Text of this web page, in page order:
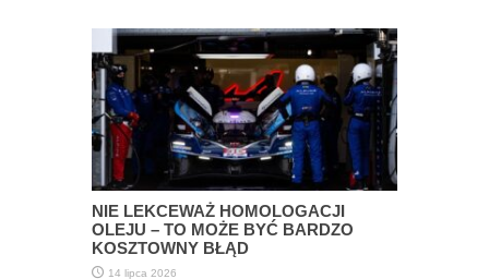
NIE LEKCEWAŻ HOMOLOGACJI
OLEJU – TO MOŻE BYĆ BARDZO
KOSZTOWNY BŁĄD
14 lipca 2026